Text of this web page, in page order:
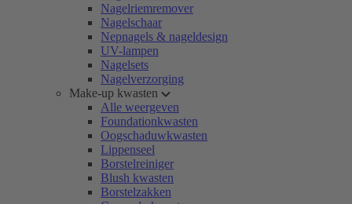
Nagelriemremover
Nagelschaar
Nepnagels & nageldesign
UV-lampen
Nagelsets
Nagelverzorging
Make-up kwasten
Alle weergeven
Foundationkwasten
Oogschaduwkwasten
Lippenseel
Borstelreiniger
Blush kwasten
Borstelzakken